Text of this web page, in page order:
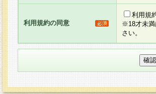
りま す。
3.当社は、会員の事前の承諾を
方 法・手段にて、本規約を任
きるものとします。改定後の
に掲示したときに、その 他の
てその効力を生じるものとしま
利用規約の同意
利用規
※18才未満
さい。